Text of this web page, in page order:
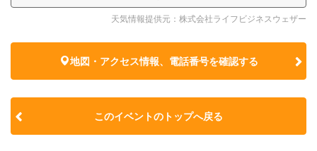
天気情報提供元：株式会社ライフビジネスウェザー
地図・アクセス情報、電話番号を確認する
このイベントのトップへ戻る